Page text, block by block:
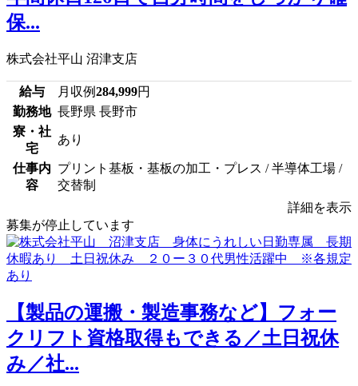
保...
株式会社平山 沼津支店
給与 月収例284,999円
勤務地 長野県 長野市
寮・社
宅
あり
仕事内
容
プリント基板・基板の加工・プレス / 半導体工場 /
交替制
詳細を表示
募集が停止しています
【製品の運搬・製造事務など】フォー
クリフト資格取得もできる／土日祝休
み／社...